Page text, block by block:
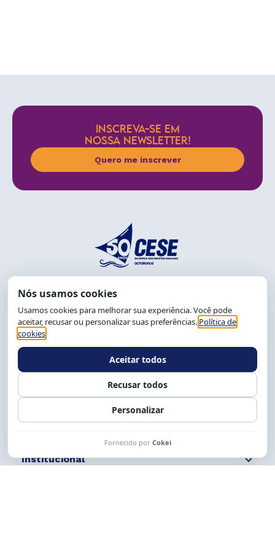
INSCREVA-SE EM
NOSSA NEWSLETTER!
Quero me inscrever
End.: R. da Graça, 150. Graça
CEP: 40.150-055
Salvador-BA, Brasil.
Tel.: (71) 2104-5457, Cel.: (71) 9 9239-2104 ou 2105
Expediente: 8h às 12h e 13 às 17h.
Siga nossas redes Fale conosco
Institucional